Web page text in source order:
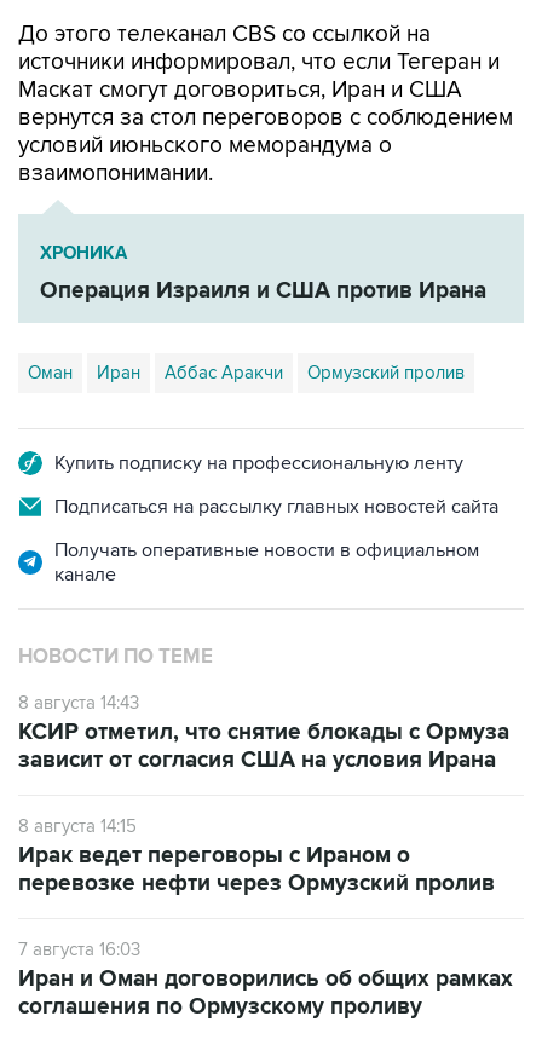
До этого телеканал CBS со ссылкой на
источники информировал, что если Тегеран и
Маскат смогут договориться, Иран и США
вернутся за стол переговоров с соблюдением
условий июньского меморандума о
взаимопонимании.
ХРОНИКА
Операция Израиля и США против Ирана
Оман Иран Аббас Аракчи Ормузский пролив
Купить подписку на профессиональную ленту
Подписаться на рассылку главных новостей сайта
Получать оперативные новости в официальном
канале
НОВОСТИ ПО ТЕМЕ
8 августа 14:43
КСИР отметил, что снятие блокады с Ормуза
зависит от согласия США на условия Ирана
8 августа 14:15
Ирак ведет переговоры с Ираном о
перевозке нефти через Ормузский пролив
7 августа 16:03
Иран и Оман договорились об общих рамках
соглашения по Ормузскому проливу